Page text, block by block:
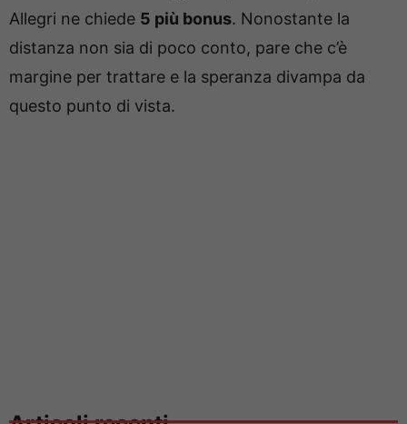
Allegri ne chiede 5 più bonus. Nonostante la
distanza non sia di poco conto, pare che c’è
margine per trattare e la speranza divampa da
questo punto di vista.